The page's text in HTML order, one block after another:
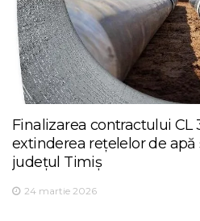
Finalizarea contractului CL
extinderea rețelelor de apă
județul Timiș
24 martie 2026